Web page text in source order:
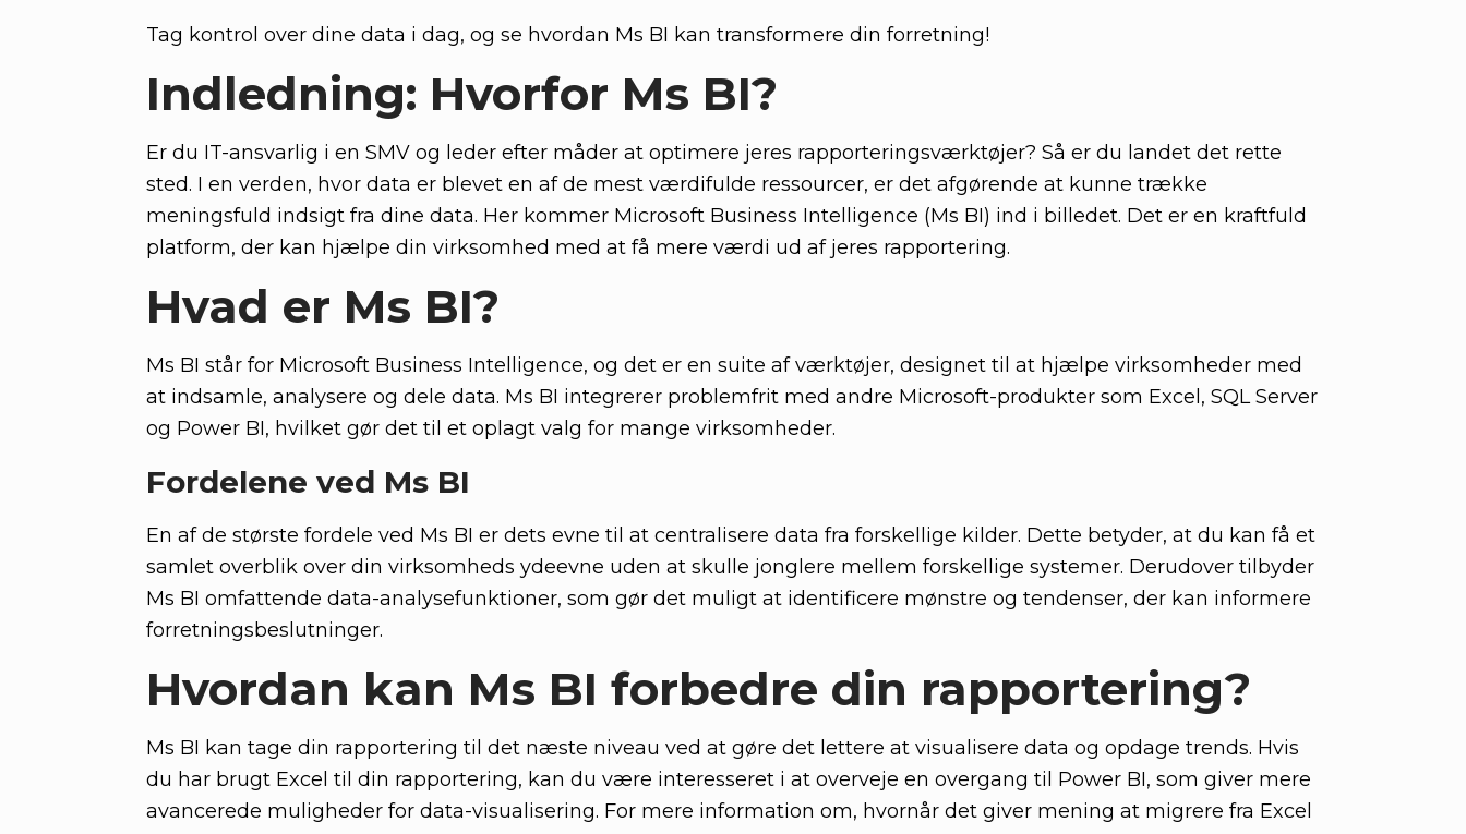
Tag kontrol over dine data i dag, og se hvordan Ms BI kan transformere din forretning!
Indledning: Hvorfor Ms BI?
Er du IT-ansvarlig i en SMV og leder efter måder at optimere jeres rapporteringsværktøjer? Så er du landet det rette
sted. I en verden, hvor data er blevet en af de mest værdifulde ressourcer, er det afgørende at kunne trække
meningsfuld indsigt fra dine data. Her kommer Microsoft Business Intelligence (Ms BI) ind i billedet. Det er en kraftfuld
platform, der kan hjælpe din virksomhed med at få mere værdi ud af jeres rapportering.
Hvad er Ms BI?
Ms BI står for Microsoft Business Intelligence, og det er en suite af værktøjer, designet til at hjælpe virksomheder med
at indsamle, analysere og dele data. Ms BI integrerer problemfrit med andre Microsoft-produkter som Excel, SQL Server
og Power BI, hvilket gør det til et oplagt valg for mange virksomheder.
Fordelene ved Ms BI
En af de største fordele ved Ms BI er dets evne til at centralisere data fra forskellige kilder. Dette betyder, at du kan få et
samlet overblik over din virksomheds ydeevne uden at skulle jonglere mellem forskellige systemer. Derudover tilbyder
Ms BI omfattende data-analysefunktioner, som gør det muligt at identificere mønstre og tendenser, der kan informere
forretningsbeslutninger.
Hvordan kan Ms BI forbedre din rapportering?
Ms BI kan tage din rapportering til det næste niveau ved at gøre det lettere at visualisere data og opdage trends. Hvis
du har brugt Excel til din rapportering, kan du være interesseret i at overveje en overgang til Power BI, som giver mere
avancerede muligheder for data-visualisering. For mere information om, hvornår det giver mening at migrere fra Excel